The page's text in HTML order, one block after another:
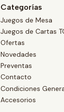
Categorías
Juegos de Mesa
Juegos de Cartas
Ofertas
Novedades
Preventas
Contacto
Condiciones
Accesorios